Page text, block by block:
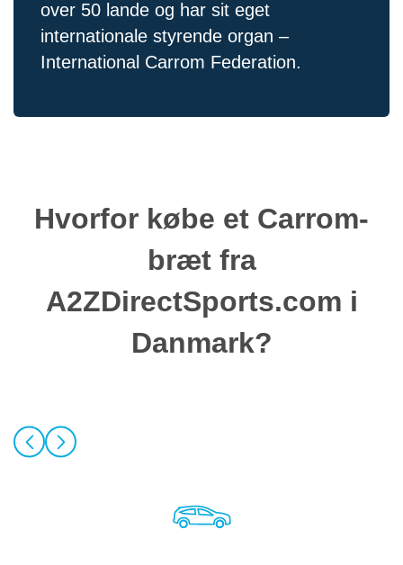
over 50 lande og har sit eget
internationale styrende organ –
International Carrom Federation.
Hvorfor købe et Carrom-
bræt fra
A2ZDirectSports.com i
Danmark?